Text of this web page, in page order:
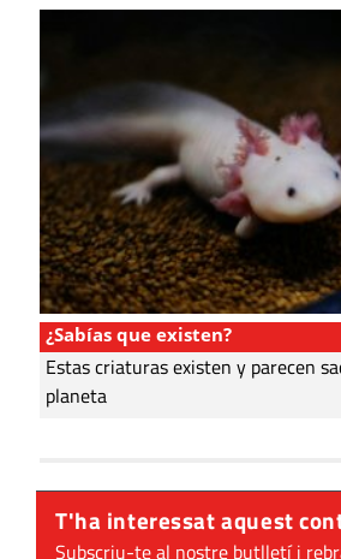
¿Sabías que existen?
Estas criaturas existen y parecen
planeta
T'ha interessat aquest
Subscriu-te al nostre butlletí i